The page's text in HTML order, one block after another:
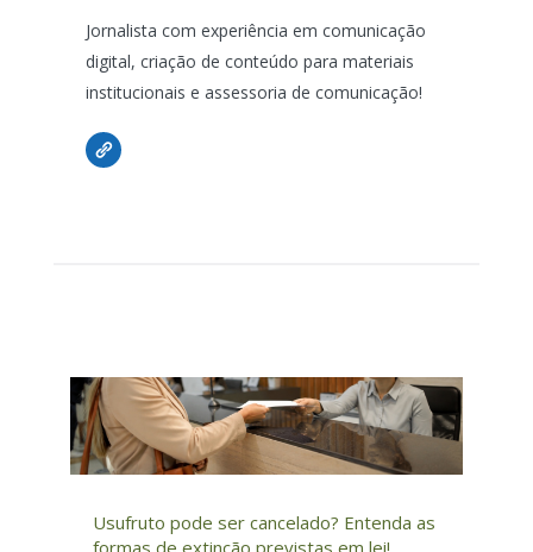
Jornalista com experiência em comunicação
digital, criação de conteúdo para materiais
institucionais e assessoria de comunicação!
Usufruto pode ser cancelado? Entenda as
formas de extinção previstas em lei!